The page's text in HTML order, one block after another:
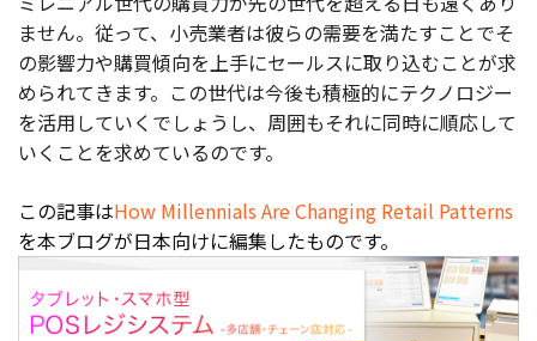
ません。従って、小売業者は彼らの需要を満たすことでそ
の影響力や購買傾向を上手にセールスに取り込むことが求
められてきます。この世代は今後も積極的にテクノロジー
を活用していくでしょうし、周囲もそれに同時に順応して
いくことを求めているのです。
この記事はHow Millennials Are Changing Retail Patterns
を本ブログが日本向けに編集したものです。